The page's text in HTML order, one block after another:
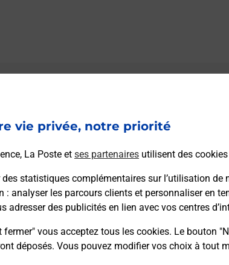
vie privée, notre priorité
La Poste et ses partenaires utilisent des
des statistiques complémentaires sur l’utilisation de
: analyser les parcours clients et personnaliser en
adresser des publicités en lien avec vos centres
fermer" vous acceptez tous les cookies. Le bouton
déposés. Vous pouvez modifier vos choix à tout
La Poste
courrier lundià 10h00
Mars